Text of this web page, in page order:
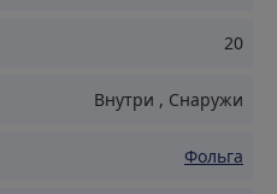
20
Внутри , Снаружи
Фольга